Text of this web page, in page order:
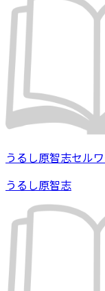
うるし原智志セル
うるし原智志